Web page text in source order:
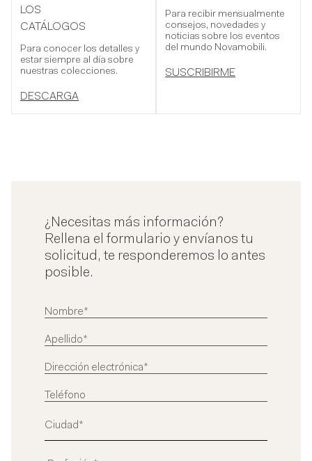
LOS
CATÁLOGOS
Para conocer los detalles y
estar siempre al día sobre
nuestras colecciones.
DESCARGA
Para recibir mensualmente
consejos, novedades y
noticias sobre los eventos
del mundo Novamobili.
SUSCRIBIRME
¿Necesitas más información?
Rellena el formulario y envíanos tu
solicitud, te responderemos lo antes
posible.